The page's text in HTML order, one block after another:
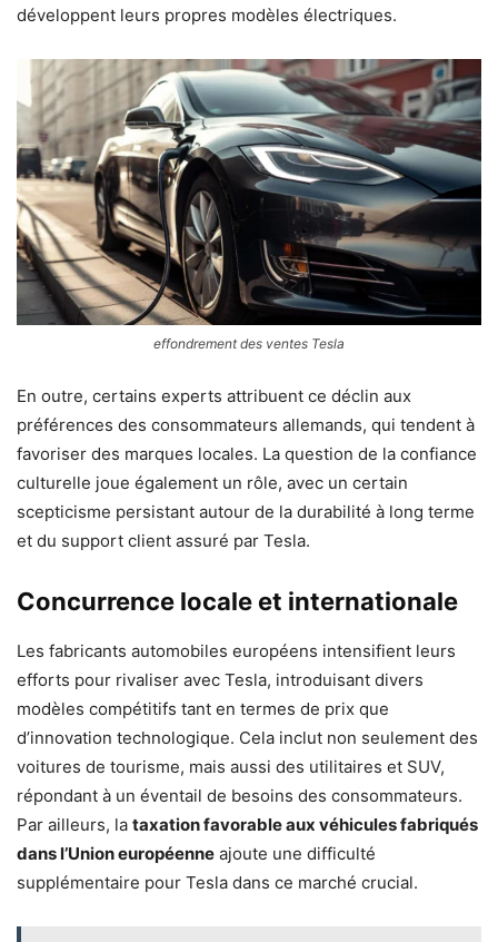
développent leurs propres modèles électriques.
effondrement des ventes Tesla
En outre, certains experts attribuent ce déclin aux
préférences des consommateurs allemands, qui tendent à
favoriser des marques locales. La question de la confiance
culturelle joue également un rôle, avec un certain
scepticisme persistant autour de la durabilité à long terme
et du support client assuré par Tesla.
Concurrence locale et internationale
Les fabricants automobiles européens intensifient leurs
efforts pour rivaliser avec Tesla, introduisant divers
modèles compétitifs tant en termes de prix que
d’innovation technologique. Cela inclut non seulement des
voitures de tourisme, mais aussi des utilitaires et SUV,
répondant à un éventail de besoins des consommateurs.
Par ailleurs, la taxation favorable aux véhicules fabriqués
dans l’Union européenne ajoute une difficulté
supplémentaire pour Tesla dans ce marché crucial.